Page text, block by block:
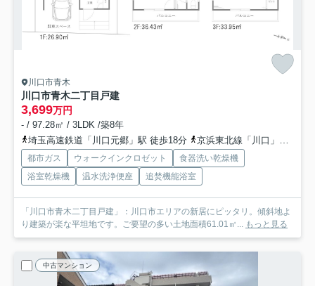
川口市青木
川口市青木二丁目戸建
3,699万円
- / 97.28㎡ / 3LDK /築8年
埼玉高速鉄道「川口元郷」駅 徒歩18分
京浜東北線「川口」駅 バス12分 「青木三丁目」 停歩4分
都市ガス ウォークインクロゼット
食器洗い乾燥機
浴室乾燥機
温水洗浄便座 追焚機能浴室
「川口市青木二丁目戸建」：川口市エリアの新居にピッタリ。傾斜地よ
り建築が楽な平坦地です。ご要望の多い土地面積61.01㎡... もっと見る
中古マンション